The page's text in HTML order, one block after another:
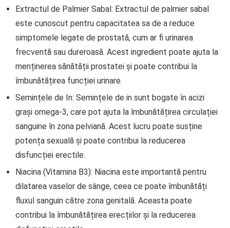
Extractul de Palmier Sabal: Extractul de palmier sabal
este cunoscut pentru capacitatea sa de a reduce
simptomele legate de prostată, cum ar fi urinarea
frecventă sau dureroasă. Acest ingredient poate ajuta la
menținerea sănătății prostatei și poate contribui la
îmbunătățirea funcției urinare.
Semințele de In: Semințele de in sunt bogate în acizi
grași omega-3, care pot ajuta la îmbunătățirea circulației
sanguine în zona pelviană. Acest lucru poate susține
potența sexuală și poate contribui la reducerea
disfuncției erectile.
Niacina (Vitamina B3): Niacina este importantă pentru
dilatarea vaselor de sânge, ceea ce poate îmbunătăți
fluxul sanguin către zona genitală. Aceasta poate
contribui la îmbunătățirea erecțiilor și la reducerea